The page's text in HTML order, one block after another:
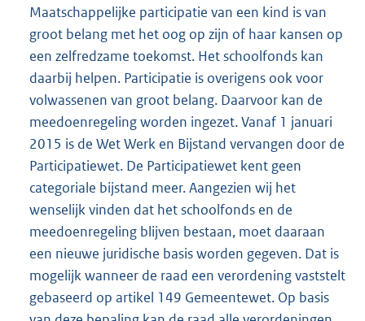
Maatschappelijke participatie van een kind is van
groot belang met het oog op zijn of haar kansen op
een zelfredzame toekomst. Het schoolfonds kan
daarbij helpen. Participatie is overigens ook voor
volwassenen van groot belang. Daarvoor kan de
meedoenregeling worden ingezet. Vanaf 1 januari
2015 is de Wet Werk en Bijstand vervangen door de
Participatiewet. De Participatiewet kent geen
categoriale bijstand meer. Aangezien wij het
wenselijk vinden dat het schoolfonds en de
meedoenregeling blijven bestaan, moet daaraan
een nieuwe juridische basis worden gegeven. Dat is
mogelijk wanneer de raad een verordening vaststelt
gebaseerd op artikel 149 Gemeentewet. Op basis